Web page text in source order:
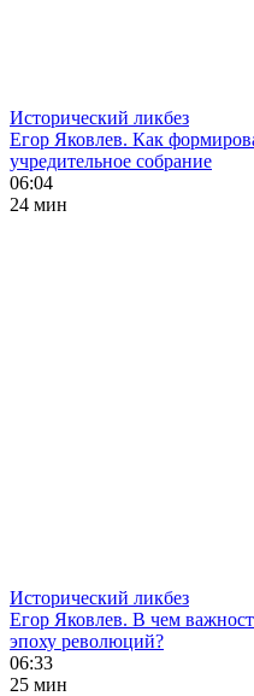
Исторический ликбез
Егор Яковлев. Как
учредительное собрание
06:04
24 мин
Исторический ликбез
Егор Яковлев. В чем
эпоху революций?
06:33
25 мин